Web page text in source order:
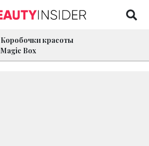
Коробочки красоты
Magic Box